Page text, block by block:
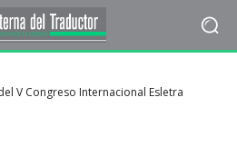
V Congreso Internacional Esletra